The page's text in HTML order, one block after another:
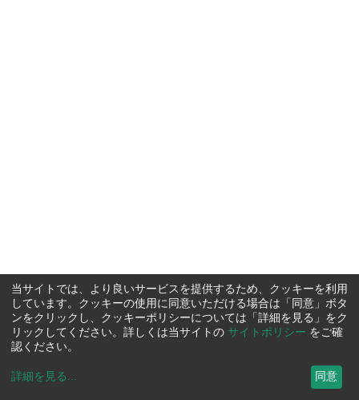
当サイトでは、より良いサービスを提供するため、クッキーを利用
しています。クッキーの使用に同意いただける場合は「同意」ボタ
ンをクリックし、クッキーポリシーについては「詳細を見る」をク
リックしてください。詳しくは当サイトの サイトポリシー をご確
認ください。
詳細を見る ... 同意